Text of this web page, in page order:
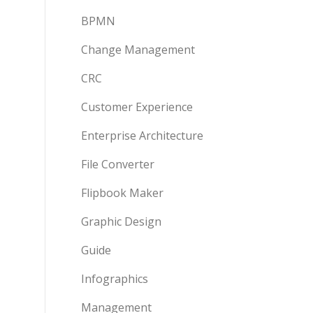
BPMN
Change Management
CRC
Customer Experience
Enterprise Architecture
File Converter
Flipbook Maker
Graphic Design
Guide
Infographics
Management